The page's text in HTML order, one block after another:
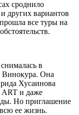
сроднило
других вариантов
все туры на
в
Винокура. Она
Хусаинова
ART и даже
Но приглашение
ее жизнь.